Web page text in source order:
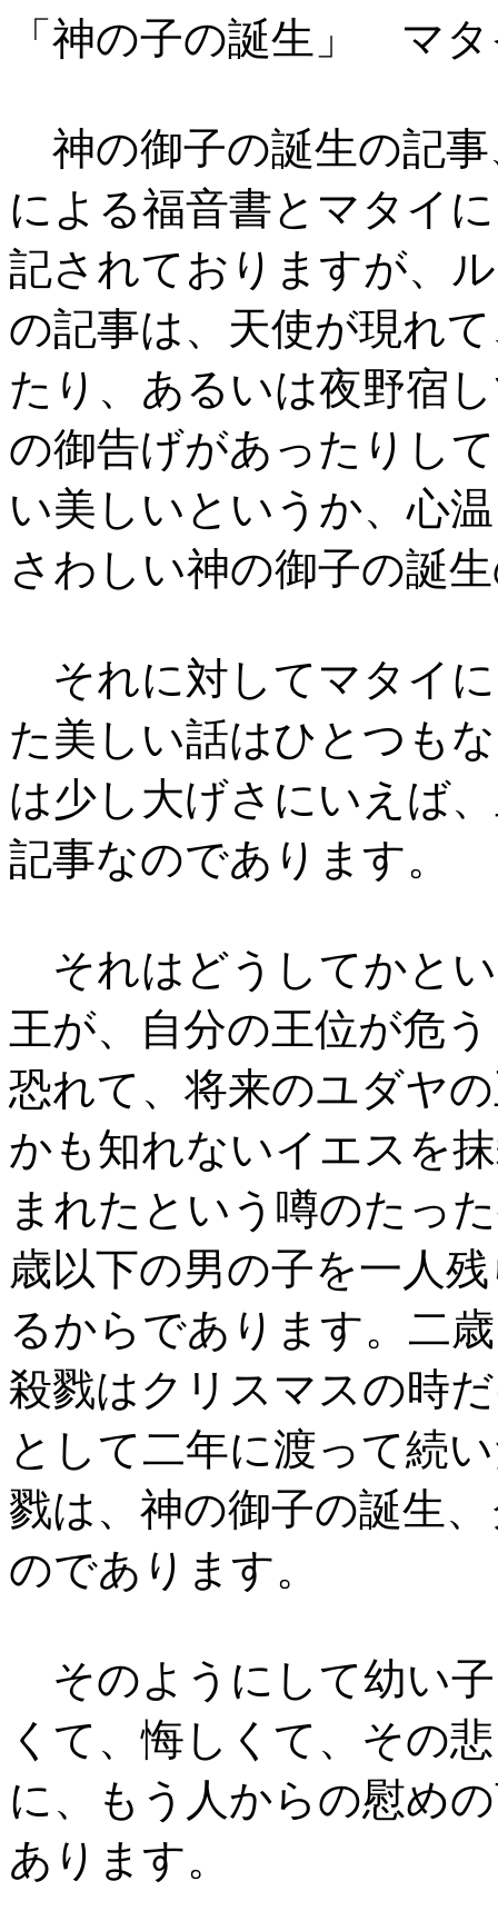
「神の子の誕生」 マ
神の御子の誕生の記
による福音書とマタイ
記されておりますが、
の記事は、天使が現れ
たり、あるいは夜野宿
の御告げがあったりし
い美しいというか、心
さわしい神の御子の誕
それに対してマタイ
た美しい話はひとつも
は少し大げさにいえば
記事なのであります。
それはどうしてかと
王が、自分の王位が危
恐れて、将来のユダヤ
かも知れないイエスを
まれたという噂のたっ
歳以下の男の子を一人
るからであります。二
殺戮はクリスマスの時
として二年に渡って続
戮は、神の御子の誕生
のであります。
そのようにして幼い
くて、悔しくて、その
に、もう人からの慰め
あります。